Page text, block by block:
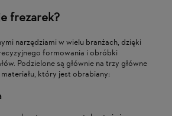
frezarek?
narzędziami w wielu branżach, dzięki
formowania i obróbki
Podzielone są głównie na trzy główne
który jest obrabiany: